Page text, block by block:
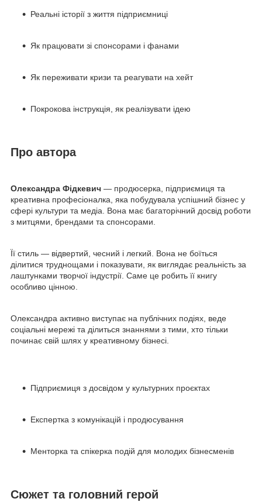
Реальні історії з життя підприємниці
Як працювати зі спонсорами і фанами
Як переживати кризи та реагувати на хейт
Покрокова інструкція, як реалізувати ідею
Про автора
Олександра Фідкевич — продюсерка, підприємиця та
креативна професіоналка, яка побудувала успішний бізнес у
сфері культури та медіа. Вона має багаторічний досвід роботи
з митцями, брендами та спонсорами.
Її стиль — відвертий, чесний і легкий. Вона не боїться
ділитися труднощами і показувати, як виглядає реальність за
лаштунками творчої індустрії. Саме це робить її книгу
особливо цінною.
Олександра активно виступає на публічних подіях, веде
соціальні мережі та ділиться знаннями з тими, хто тільки
починає свій шлях у креативному бізнесі.
Підприємиця з досвідом у культурних проєктах
Експертка з комунікацій і продюсування
Менторка та спікерка подій для молодих бізнесменів
Сюжет та головний герой